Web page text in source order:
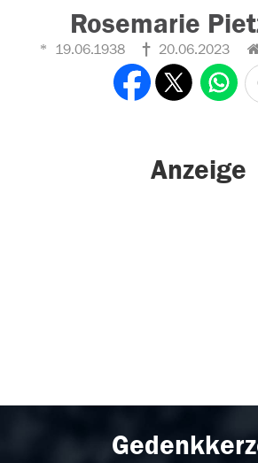
Rosemarie
19.06.1938 20.06.2023
Anzeige